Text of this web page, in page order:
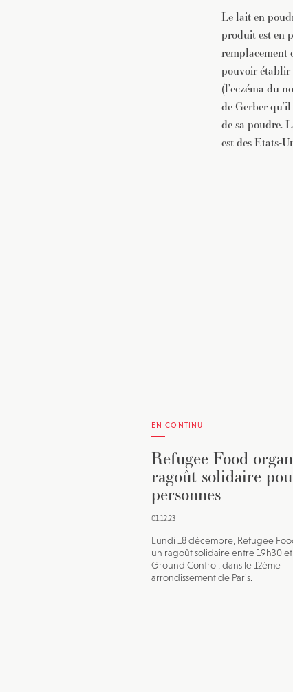
Le lait en
produit est en
remplacement
pouvoir établir
(l’eczéma du
de Gerber
de sa poudre.
est des Etats-
EN CONTINU
Refugee Food
ragoût solidaire
personnes
01.12.23
Lundi 18 décembre, Refugee
un ragoût solidaire entre 19h30 et
Ground Control, dans le 12ème
arrondissement de Paris.